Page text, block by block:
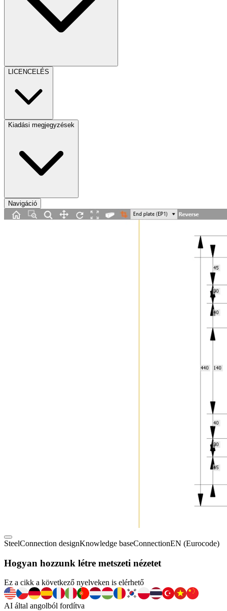
LICENCELÉS
Kiadási megjegyzések
Navigáció
SteelConnection designKnowledge baseConnectionEN (Eurocode)
Hogyan hozzunk létre metszeti nézetet
Ez a cikk a következő nyelveken is elérhető
AI által angolból fordítva